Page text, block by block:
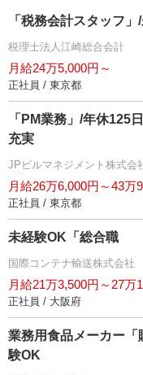
「税務会計スタッフ
税理士法人江崎総合会計
月給24万5,000円～
正社員 / 東京都
「PM業務」/年休125
充実
JPビルマネジメント株式会
月給26万6,000円～43万
正社員 / 東京都
未経験OK「総合職
国際コンテナ輸送株式会社
月給21万3,500円～27万
正社員 / 大阪府
業務用食品メーカー
験OK